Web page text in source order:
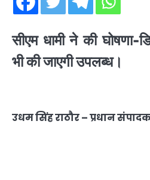
सीएम धामी ने की
भी की जाएगी उपलब्ध।
उधम सिंह राठौर – प्रधान